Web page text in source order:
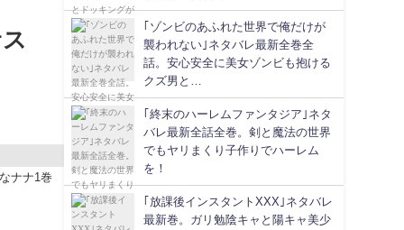
ナナ1巻
｢ゾンビのあふれた世界で俺だけが
襲われない｣ネタバレ最新全巻全
話。安心安全に美女ゾンビも抱ける
クズ男と…
｢終末のハーレムファンタジア｣ネタ
バレ最新全話全巻。剣と魔法の世界
でもヤリまくり子作りでハーレム
を！
｢放課後インスタントXXX｣ネタバレ
最新巻。ガリ勉陰キャと陽キャ美少